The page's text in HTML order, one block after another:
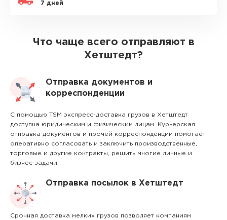
7 дней
Что чаще всего отправляют в
Хетштедт?
Отправка документов и
корреспонденции
С помощью TSM экспресс-доставка грузов в Хетштедт
доступна юридическим и физическим лицам. Курьерская
отправка документов и прочей корреспонденции помогает
оперативно согласовать и заключить производственные,
торговые и другие контракты, решить многие личные и
бизнес-задачи.
Отправка посылок в Хетштедт
Срочная доставка мелких грузов позволяет компаниям